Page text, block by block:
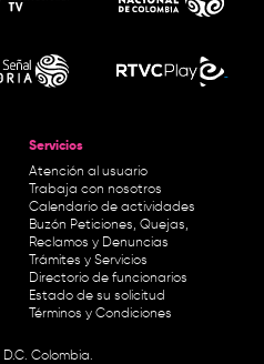
Servicios
Atención al usuario
Trabaja con nosotros
Calendario de actividades
Buzón Peticiones, Quejas,
Reclamos y Denuncias
Trámites y Servicios
Directorio de funcionarios
Estado de su solicitud
Términos y Condiciones
Colombia.